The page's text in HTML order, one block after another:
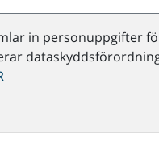
in personuppgifter